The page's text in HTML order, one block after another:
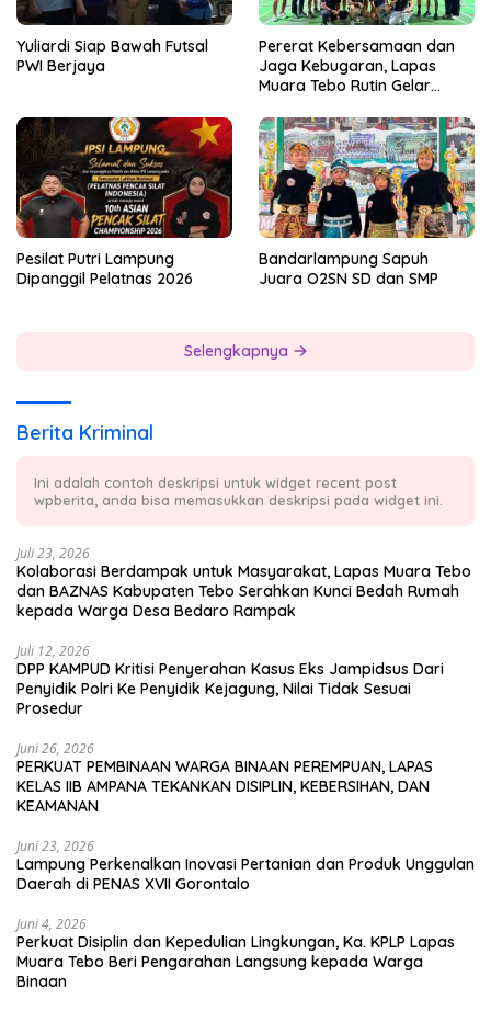
Yuliardi Siap Bawah Futsal
PWI Berjaya
Pererat Kebersamaan dan
Jaga Kebugaran, Lapas
Muara Tebo Rutin Gelar
Pesilat Putri Lampung
Dipanggil Pelatnas 2026
Bandarlampung Sapuh
Juara O2SN SD dan SMP
Selengkapnya
Berita Kriminal
Ini adalah contoh deskripsi untuk widget recent post
wpberita, anda bisa memasukkan deskripsi pada widget ini.
Juli 23, 2026
Kolaborasi Berdampak untuk Masyarakat, Lapas Muara Tebo
dan BAZNAS Kabupaten Tebo Serahkan Kunci Bedah Rumah
kepada Warga Desa Bedaro Rampak
Juli 12, 2026
DPP KAMPUD Kritisi Penyerahan Kasus Eks Jampidsus Dari
Penyidik Polri Ke Penyidik Kejagung, Nilai Tidak Sesuai
Prosedur
Juni 26, 2026
PERKUAT PEMBINAAN WARGA BINAAN PEREMPUAN, LAPAS
KELAS IIB AMPANA TEKANKAN DISIPLIN, KEBERSIHAN, DAN
KEAMANAN
Juni 23, 2026
Lampung Perkenalkan Inovasi Pertanian dan Produk Unggulan
Daerah di PENAS XVII Gorontalo
Juni 4, 2026
Perkuat Disiplin dan Kepedulian Lingkungan, Ka. KPLP Lapas
Muara Tebo Beri Pengarahan Langsung kepada Warga
Binaan